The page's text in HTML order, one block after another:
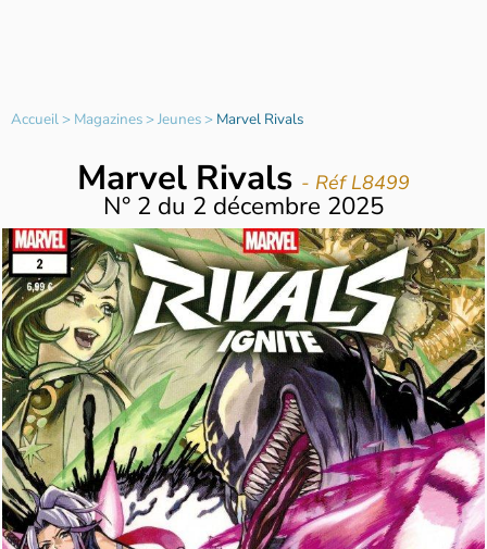
Accueil> Magazines>Jeunes> Marvel Rivals
Marvel Rivals - Réf L8499
N° 2 du 2 décembre 2025